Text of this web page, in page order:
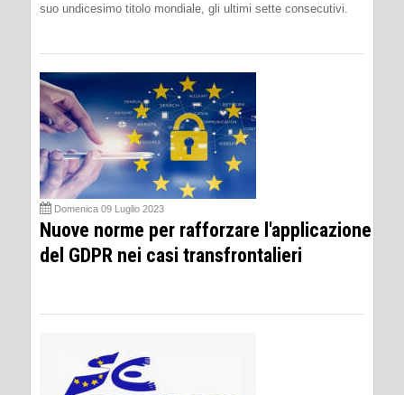
suo undicesimo titolo mondiale, gli ultimi sette consecutivi.
Domenica 09 Luglio 2023
Nuove norme per rafforzare l'applicazione
del GDPR nei casi transfrontalieri